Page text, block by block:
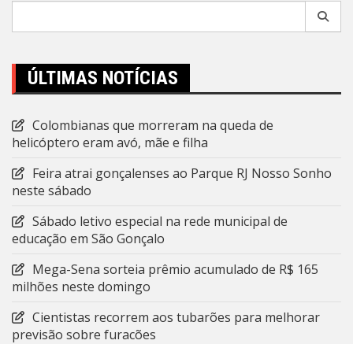
ÚLTIMAS NOTÍCIAS
Colombianas que morreram na queda de
helicóptero eram avó, mãe e filha
Feira atrai gonçalenses ao Parque RJ Nosso Sonho
neste sábado
Sábado letivo especial na rede municipal de
educação em São Gonçalo
Mega-Sena sorteia prêmio acumulado de R$ 165
milhões neste domingo
Cientistas recorrem aos tubarões para melhorar
previsão sobre furacões